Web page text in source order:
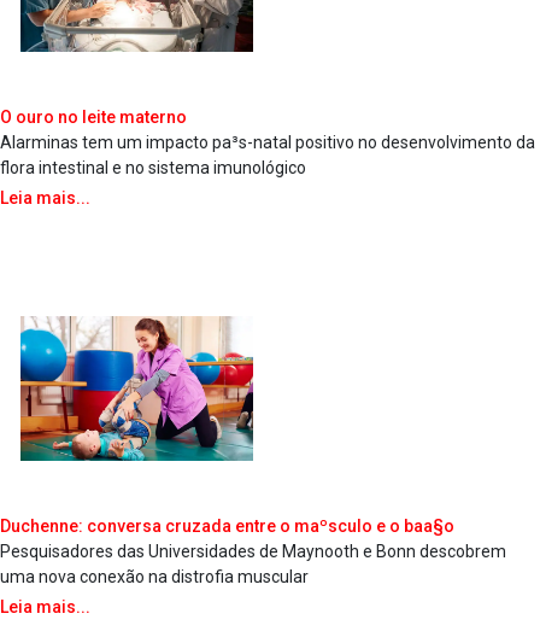
O ouro no leite materno
Alarminas tem um impacto pa³s-natal positivo no desenvolvimento da
flora intestinal e no sistema imunológico
Leia mais...
Duchenne: conversa cruzada entre o maºsculo e o baa§o
Pesquisadores das Universidades de Maynooth e Bonn descobrem
uma nova conexão na distrofia muscular
Leia mais...